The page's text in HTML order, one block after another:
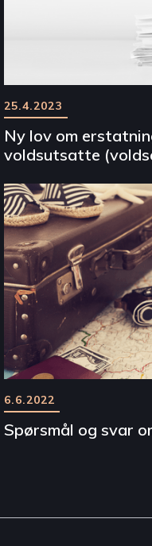
25.4.2023
Ny lov om
voldsutsatte
6.6.2022
Spørsmål og svar